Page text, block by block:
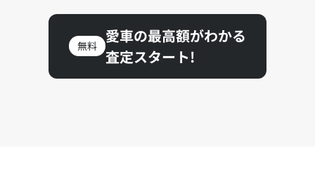
無料
愛車の最高額がわかる
査定スタート!